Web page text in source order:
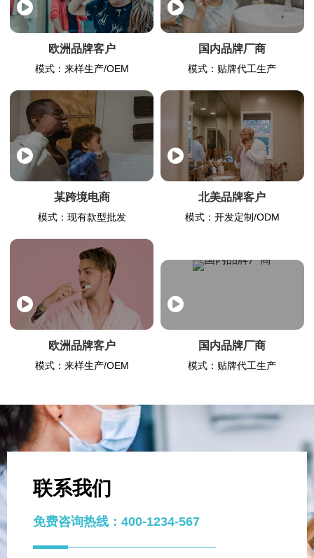
欧洲品牌客户
模式：来样生产/OEM
国内品牌厂商
模式：贴牌代工生产
某跨境电商
模式：现有款型批发
北美品牌客户
模式：开发定制/ODM
欧洲品牌客户
模式：来样生产/OEM
国内品牌厂商
模式：贴牌代工生产
联系我们
免费咨询热线：400-1234-567